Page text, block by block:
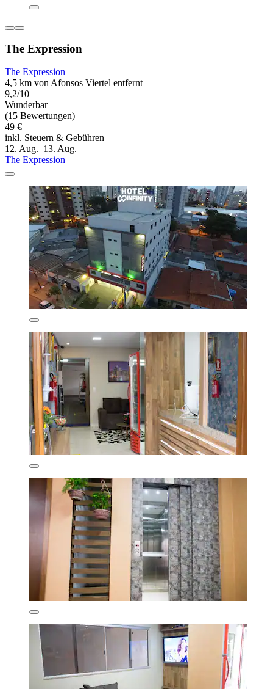
The Expression
The Expression
4,5 km von Afonsos Viertel entfernt
9,2/10
Wunderbar
(15 Bewertungen)
49 €
inkl. Steuern & Gebühren
12. Aug.–13. Aug.
The Expression